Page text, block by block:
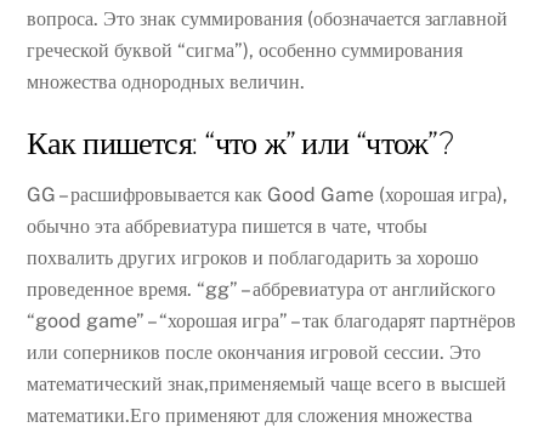
вопроса. Это знак суммирования (обозначается заглавной
греческой буквой “сигма”), особенно суммирования
множества однородных величин.
Как пишется: “что ж” или “чтож”?
GG – расшифровывается как Good Game (хорошая игра),
обычно эта аббревиатура пишется в чате, чтобы
похвалить других игроков и поблагодарить за хорошо
проведенное время. “gg” – аббревиатура от английского
“good game” – “хорошая игра” – так благодарят партнёров
или соперников после окончания игровой сессии. Это
математический знак,применяемый чаще всего в высшей
математики.Его применяют для сложения множества